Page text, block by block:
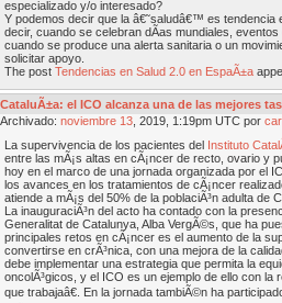
especializado y/o interesado?
Y podemos decir que la â€˜saludâ€™ es tendencia
decir, cuando se celebran dÃ­as mundiales,
cuando se produce una alerta sanitaria o un
solicitar apoyo.
The post Tendencias en Salud 2.0 en EspaÃ±a
CataluÃ±a: el ICO alcanza una de las mejores
Archivado: noviembre 13 , 2019, 1:19pm UTC por
La supervivencia de los pacientes del Instituto
entre las mÃ¡s altas en cÃ¡ncer de recto, ovario y
hoy en el marco de una jornada organizada por el
los avances en los tratamientos de cÃ¡ncer
atiende a mÃ¡s del 50% de la poblaciÃ³n adulta de
La inauguraciÃ³n del acto ha contado con la
Generalitat de Catalunya, Alba VergÃ©s, que ha
principales retos en cÃ¡ncer es el aumento de la
convertirse en crÃ³nica, con una mejora de la
debe implementar una estrategia que permita la
oncolÃ³gicos, y el ICO es un ejemplo de ello con la
que trabajaâ€. En la jornada tambiÃ©n ha